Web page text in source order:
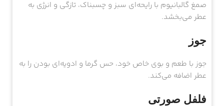
صمغ گالبانیوم با رایحه‌ای سبز و چسبناک، تازگی و انرژی به
عطر می‌بخشد.
جوز
جوز با طعم و بوی خاص خود، حس گرما و ادویه‌ای بودن را به
عطر اضافه می‌کند.
فلفل صورتی